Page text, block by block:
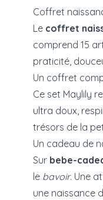
Coffret
Le coffret
comprend 15
praticité,
Un coffret
Ce set Maylily
ultra doux,
trésors de la
Un cadeau de
Sur bebe-
le bavoir. Une
une naissance